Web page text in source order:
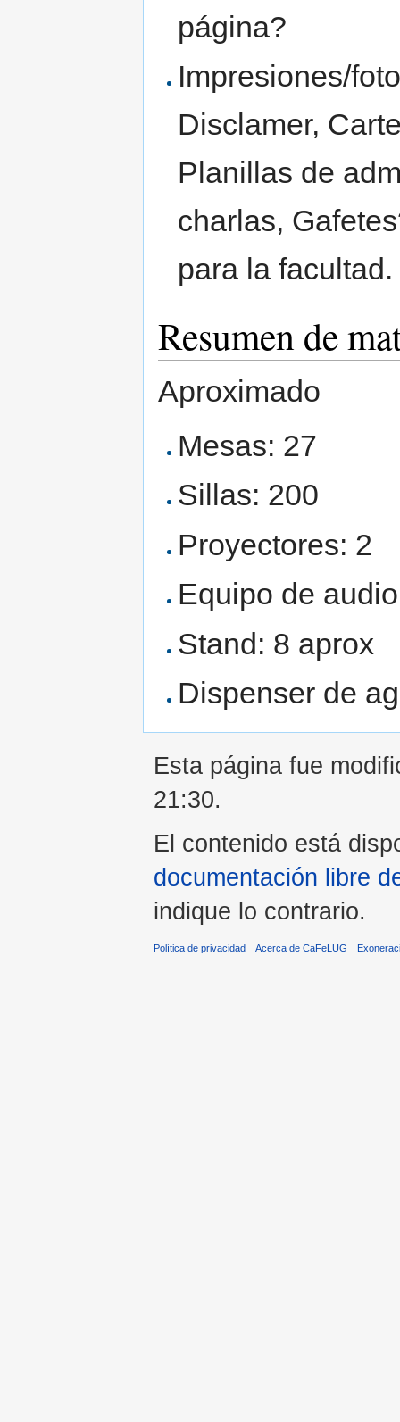
página?
Impresiones/
Disclamer,
Planillas de
charlas,
para la facultad.
Resumen de
Aproximado
Mesas: 27
Sillas: 200
Proyectores: 2
Equipo de
Stand: 8 aprox
Dispenser de
Esta página fue
21:30.
El contenido está
documentación libre
indique lo contrario.
Política de privacidad Acerca de CaFeLUG